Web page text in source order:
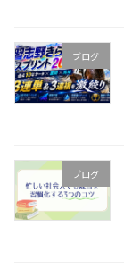
ブログ
ブログ